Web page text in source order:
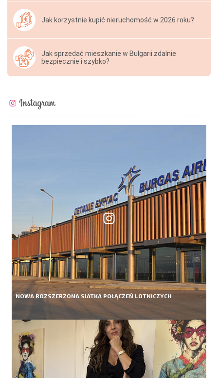
Jak korzystnie kupić nieruchomość w 2026 roku?
Jak sprzedać mieszkanie w Bułgarii zdalnie
bezpiecznie i szybko?
NOWA ROZSZERZONA SIATKA POŁĄCZEŃ LOTNICZYCH